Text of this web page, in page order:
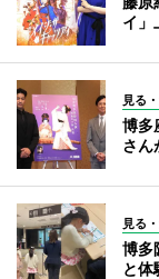
イ」
見る
博多
さ
見る
博多
と